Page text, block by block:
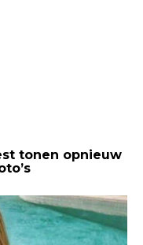
tonen opnieuw